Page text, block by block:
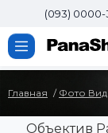
(093) 0000-
Главная Фото
Объектив